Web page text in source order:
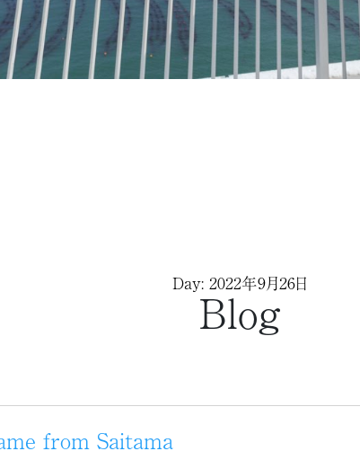
Day: 2022年9月26日
Blog
from Saitama